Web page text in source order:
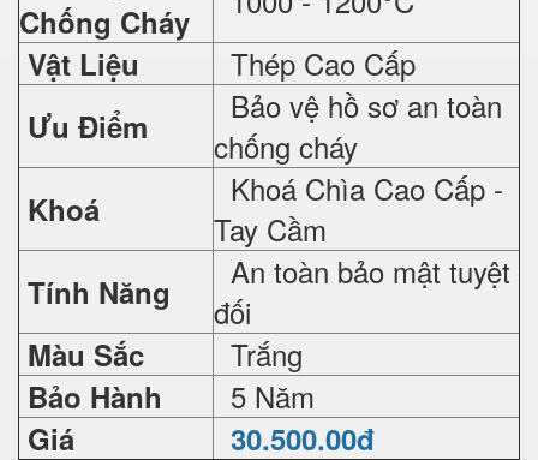
Chống Cháy
Vật Liệu Thép Cao Cấp
Ưu Điểm
Bảo vệ hồ sơ an toàn
chống cháy
Khoá
Khoá Chìa Cao Cấp -
Tay Cầm
Tính Năng
An toàn bảo mật tuyệt
đối
Màu Sắc Trắng
Bảo Hành 5 Năm
Giá 30.500.00đ